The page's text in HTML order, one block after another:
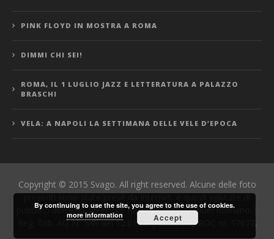
PINK FLOYD IN MOSTRA A ROMA
DIMMI CHI SEI!
ROMA, IL 1 LUGLIO JAZZ E LETTERATURA A PALAZZO
BRASCHI
VELA: A NAPOLI LA SETTIMANA DELLE VELE D’EPOCA
Copyright © 2015 Svago. All right reserved. Alcune delle foto
pubblico dominio. Direttore Responsabile: Manuel Romano |
Reg. Trib. AQ N° 549 del 12.01.06 | Iscrizione ROC nr. 17677.
By continuing to use the site, you agree to the use of cookies.
more information
Accept